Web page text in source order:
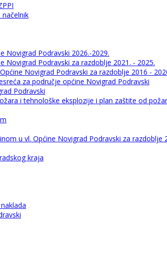
načelnik
Novigrad Podravski 2026.-2029.
Novigrad Podravski za razdoblje 2021. - 2025.
Novigrad Podravski za razdoblje 2016 -
za područje općine Novigrad Podravski
Podravski
i tehnološke eksplozije i plan zaštite od
u vl. Općine Novigrad Podravski za razdoblje
kraja